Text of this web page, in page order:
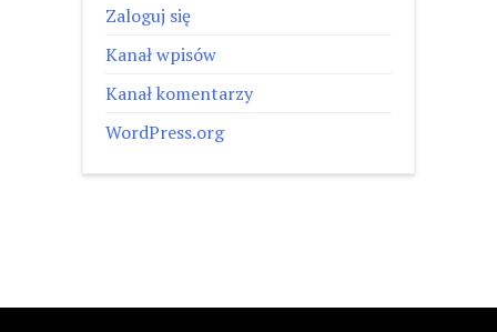
Zaloguj się
Kanał wpisów
Kanał komentarzy
WordPress.org